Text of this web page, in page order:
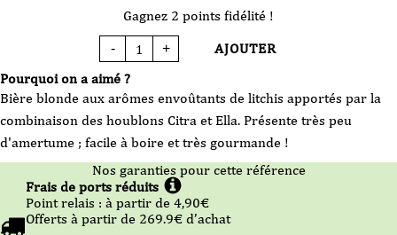
Pourquoi on a aimé ?
Bière blonde aux arômes envoûtants de litchis apportés par la
combinaison des houblons Citra et Ella. Présente très peu
d'amertume ; facile à boire et très gourmande !
Gagnez 2 points fidélité !
-
quantité
de
La
Berlue
Blonde
Taquine
33cl
+ AJOUTER
Nos garanties pour cette référence
Frais de ports réduits
Point relais : à partir de 4,90€
Offerts à partir de 269.9€ d’achat